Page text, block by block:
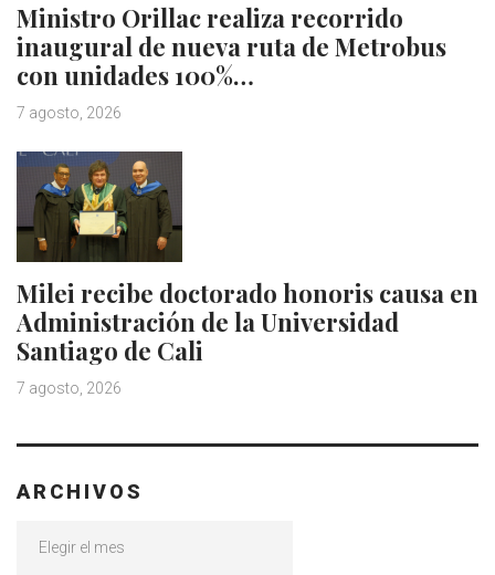
Ministro Orillac realiza recorrido
inaugural de nueva ruta de Metrobus
con unidades 100%…
7 agosto, 2026
Milei recibe doctorado honoris causa en
Administración de la Universidad
Santiago de Cali
7 agosto, 2026
ARCHIVOS